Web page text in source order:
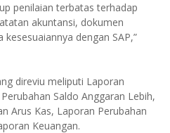
penilaian terbatas terhadap
akuntansi, dokumen
dengan SAP,”
direviu meliputi Laporan
Saldo Anggaran Lebih,
Arus Kas, Laporan Perubahan
Keuangan.